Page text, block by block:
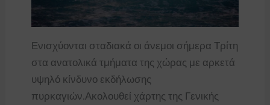
Ενισχύονται σταδιακά οι άνεμοι σήμερα Τρίτη
στα ανατολικά τμήματα της χώρας με αρκετά
υψηλό κίνδυνο εκδήλωσης
πυρκαγιών.Ακολουθεί χάρτης της Γενικής